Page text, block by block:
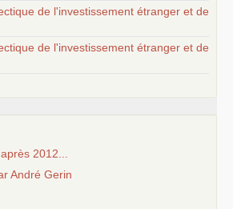
de l'investissement étranger et de
de l'investissement étranger et de
2012...
André Gerin